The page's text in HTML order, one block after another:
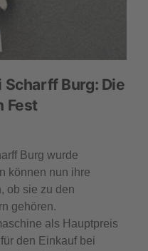
Burg: Die
Fest
Burg wurde
können nun ihre
ob sie zu den
gehören.
als Hauptpreis
den Einkauf bei